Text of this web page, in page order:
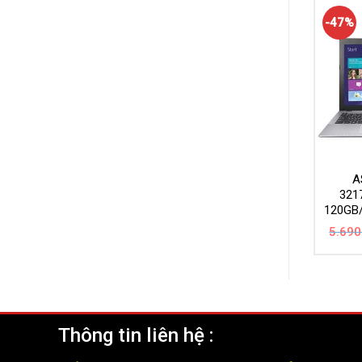
-47%
Thông tin liên hệ :